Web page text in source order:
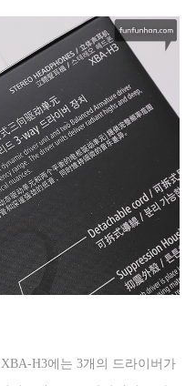
XBA-H3에는 3개의 드라이버가